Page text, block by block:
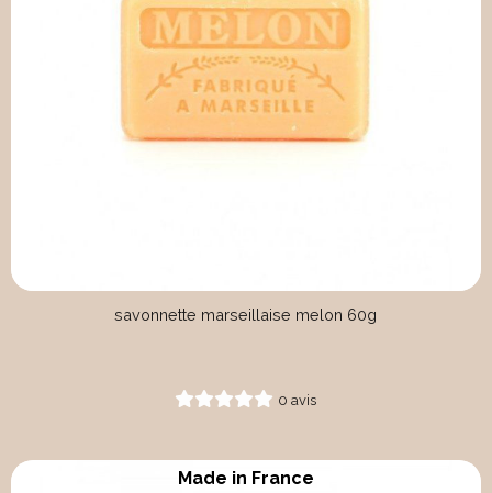
savonnette marseillaise melon 60g
0 avis
Made in France